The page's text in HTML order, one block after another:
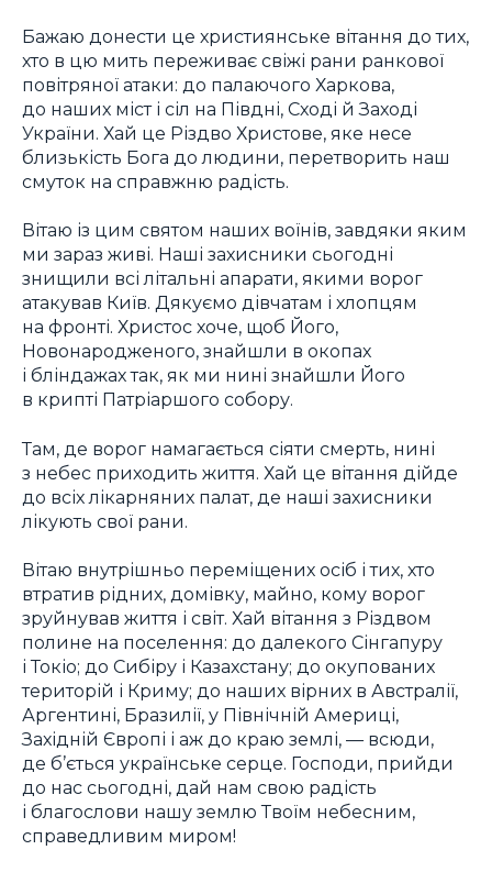
Бажаю донести це християнське вітання до тих,
хто в цю мить переживає свіжі рани ранкової
повітряної атаки: до палаючого Харкова,
до наших міст і сіл на Півдні, Сході й Заході
України. Хай це Різдво Христове, яке несе
близькість Бога до людини, перетворить наш
смуток на справжню радість.
Вітаю із цим святом наших воїнів, завдяки яким
ми зараз живі. Наші захисники сьогодні
знищили всі літальні апарати, якими ворог
атакував Київ. Дякуємо дівчатам і хлопцям
на фронті. Христос хоче, щоб Його,
Новонародженого, знайшли в окопах
і бліндажах так, як ми нині знайшли Його
в крипті Патріаршого собору.
Там, де ворог намагається сіяти смерть, нині
з небес приходить життя. Хай це вітання дійде
до всіх лікарняних палат, де наші захисники
лікують свої рани.
Вітаю внутрішньо переміщених осіб і тих, хто
втратив рідних, домівку, майно, кому ворог
зруйнував життя і світ. Хай вітання з Різдвом
полине на поселення: до далекого Сінгапуру
і Токіо; до Сибіру і Казахстану; до окупованих
територій і Криму; до наших вірних в Австралії,
Аргентині, Бразилії, у Північній Америці,
Західній Європі і аж до краю землі, — всюди,
де б’ється українське серце. Господи, прийди
до нас сьогодні, дай нам свою радість
і благослови нашу землю Твоїм небесним,
справедливим миром!